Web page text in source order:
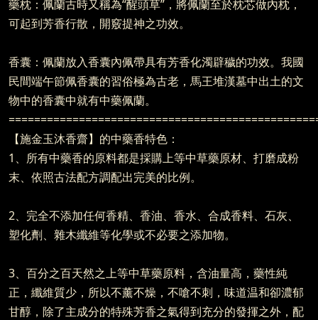
藥枕：佩蘭古時又稱為“醒頭草”，將佩蘭至於枕芯做內枕，
可起到芳香行散，開竅提神之功效。
香囊：佩蘭放入香囊內佩帶具有芳香化濁辟穢的功效。我國
民間端午節佩香囊的習俗極為古老，馬王堆漢墓中出土的文
物中的香囊中就有中藥佩蘭。
【施金玉沐香齋】的中藥香特色：
1、所有中藥香的原料都是採購上等中草藥原材、打磨成粉
末、依照古法配方調配出完美的比例。
2、完全不添加任何香精、香油、香水、合成香料、石灰、
塑化劑、雜木纖維等化學或不必要之添加物。
3、百分之百天然之上等中草藥原料，含油量高，藥性純
正，纖維質少，所以不薰不燥，不嗆不刺，味道温和卻濃郁
甘醇，除了主成分的特殊芳香之氣得到充分的發揮之外，配